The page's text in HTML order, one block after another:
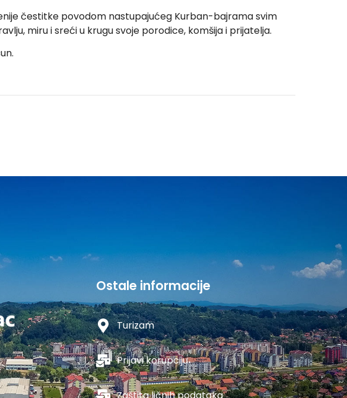
čestitke povodom nastupajućeg Kurban-bajrama svim
miru i sreći u krugu svoje porodice, komšija i prijatelja.
Ostale informacije
Turizam
Prijavi korupciju
Zaštita ličnih podataka